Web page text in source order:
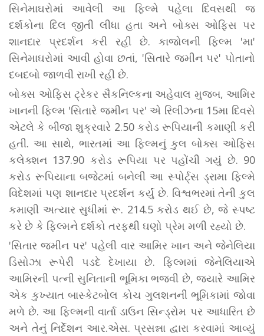
સિનેમાઘરોમાં આવેલી આ ફિલ્મે પહેલા દિવસથી જ
દર્શકોના દિલ જીતી લીધા હતા અને બોક્સ ઓફિસ પર
શાનદાર પ્રદર્શન કરી રહી છે. કાજોલની ફિલ્મ 'મા'
સિનેમાઘરોમાં આવી હોવા છતાં, 'સિતારે જમીન પર' પોતાનો
દબદબો જાળવી રાખી રહી છે.
બોક્સ ઓફિસ ટ્રેકર સૈકનિલ્કના અહેવાલ મુજબ, આમિર
ખાનની ફિલ્મ 'સિતારે જમીન પર' એ રિલીઝના 15મા દિવસે
એટલે કે બીજા શુક્રવારે 2.50 કરોડ રૂપિયાની કમાણી કરી
હતી. આ સાથે, ભારતમાં આ ફિલ્મનું કુલ બોક્સ ઓફિસ
કલેક્શન 137.90 કરોડ રૂપિયા પર પહોંચી ગયું છે. 90
કરોડ રૂપિયાના બજેટમાં બનેલી આ સ્પોર્ટ્સ ડ્રામા ફિલ્મે
વિદેશમાં પણ શાનદાર પ્રદર્શન કર્યું છે. વિશ્વભરમાં તેની કુલ
કમાણી અત્યાર સુધીમાં રૂ. 214.5 કરોડ થઈ છે, જે સ્પષ્ટ
કરે છે કે ફિલ્મને દર્શકો તરફથી ઘણો પ્રેમ મળી રહ્યો છે.
'સિતાર જમીન પર' પહેલી વાર આમિર ખાન અને જેનેલિયા
ડિસોઝા રૂપેરી પડદે દેખાયા છે. ફિલ્મમાં જેનેલિયાએ
આમિરની પત્ની સુનિતાની ભૂમિકા ભજવી છે, જ્યારે આમિર
એક કુખ્યાત બાસ્કેટબોલ કોચ ગુલશનની ભૂમિકામાં જોવા
મળે છે. આ ફિલ્મની વાર્તા ડાઉન સિન્ડ્રોમ પર આધારિત છે
અને તેનું નિર્દેશન આર.એસ. પ્રસન્ના દ્વારા કરવામાં આવ્યું